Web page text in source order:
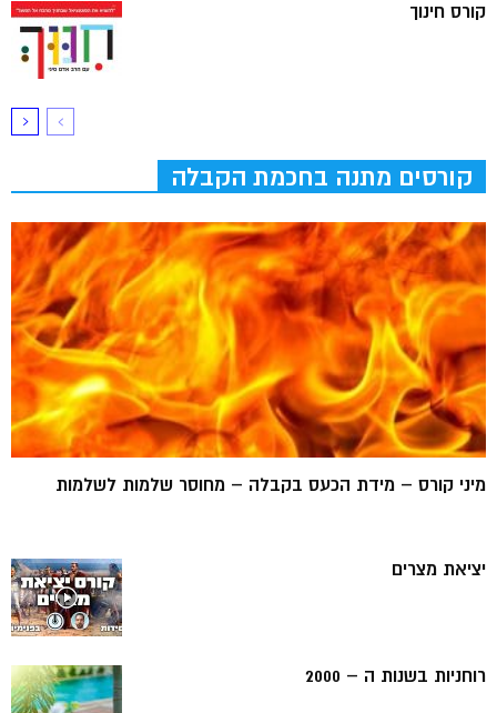
קורס חינוך
קורסים מתנה בחכמת הקבלה
מיני קורס – מידת הכעס בקבלה – מחוסר שלמות לשלמות
יציאת מצרים
רוחניות בשנות ה – 2000